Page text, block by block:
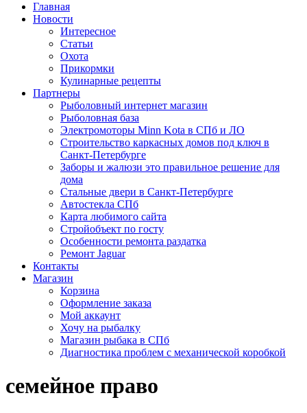
Главная
Новости
Интересное
Статьи
Охота
Прикормки
Кулинарные рецепты
Партнеры
Рыболовный интернет магазин
Рыболовная база
Электромоторы Minn Kota в СПб и ЛО
Строительство каркасных домов под ключ в
Санкт-Петербурге
Заборы и жалюзи это правильное решение для
дома
Стальные двери в Санкт-Петербурге
Автостекла СПб
Карта любимого сайта
Стройобъект по госту
Особенности ремонта раздатка
Ремонт Jaguar
Контакты
Магазин
Корзина
Оформление заказа
Мой аккаунт
Хочу на рыбалку
Магазин рыбака в СПб
Диагностика проблем с механической коробкой
семейное право